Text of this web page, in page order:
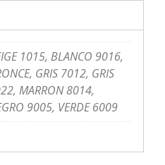
1015, BLANCO 9016,
GRIS 7012, GRIS
MARRON 8014,
9005, VERDE 6009